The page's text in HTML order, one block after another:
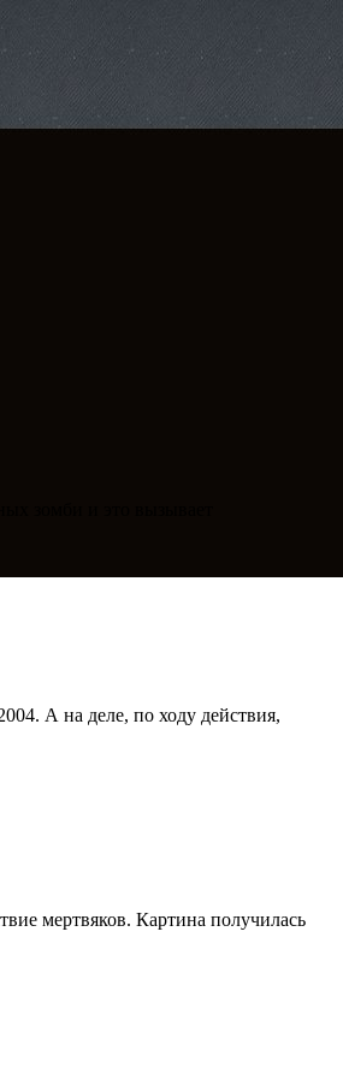
А на деле, по ходу действия,
мертвяков. Картина получилась